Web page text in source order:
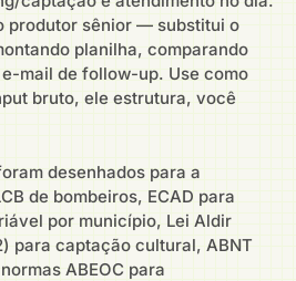
produtor sênior — substitui o
planilha, comparando
mail de follow-up. Use como
bruto, ele estrutura, você
desenhados para a
de bombeiros, ECAD para
por município, Lei Aldir
para captação cultural, ABNT
ABEOC para